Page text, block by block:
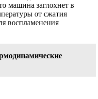
машина заглохнет в
от сжатия
воспламенения